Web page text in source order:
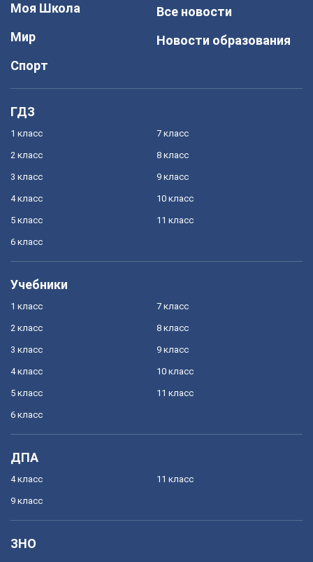
Моя Школа
Мир
Спорт
Все новости
Новости образования
ГДЗ
1 класс
2 класс
3 класс
4 класс
5 класс
6 класс
7 класс
8 класс
9 класс
10 класс
11 класс
Учебники
1 класс
2 класс
3 класс
4 класс
5 класс
6 класс
7 класс
8 класс
9 класс
10 класс
11 класс
ДПА
4 класс
9 класс
11 класс
ЗНО